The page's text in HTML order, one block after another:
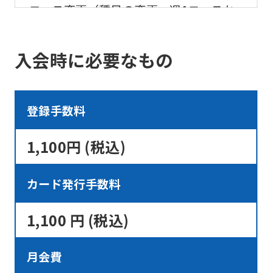
コース変更（種目の変更・週1コースか
る前月10日（10日が休館日の場合は翌
営業日）までに、所定のコース変更届け
をクラブレセプションまでご提出くださ
い。お電話での受付は行っておりませ
ん。
コース変更手数料は、無料です。
入会時に必要なもの
登録手数料
1,100円 (税込)
カード発行手数料
1,100 円 (税込)
月会費
website
be
mechanically,